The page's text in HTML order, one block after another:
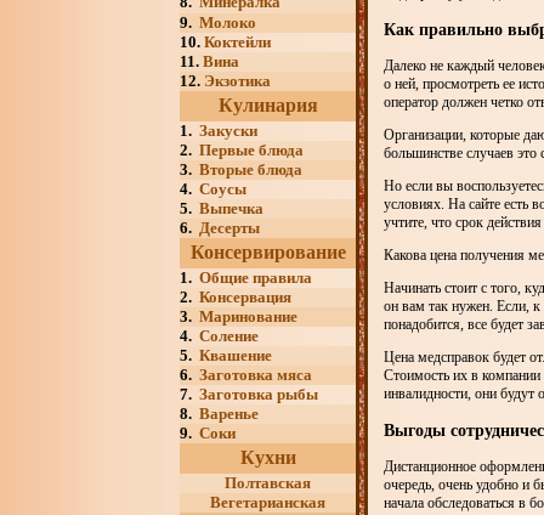
9. Молоко
10. Коктейли
11. Вина
12. Экзотика
Кулинария
1. Закуски
2. Первые блюда
3. Вторые блюда
4. Соусы
5. Выпечка
6. Десерты
Консервирование
1. Общие правила
2. Консервация
3. Маринование
4. Соление
5. Квашение
6. Заготовка мяса
7. Заготовка рыбы
8. Варенье
9. Соки
Кухни
Полтавская
Вегетарианская
Как правильно
Далеко не каждый
о ней, просмотреть ее
оператор должен четко
Организации, которые
большинстве случаев это
Но если вы
условиях. На сайте есть
учтите, что срок
Какова цена получения
Начинать стоит с того,
он вам так нужен. Если, к
понадобится, все будет
Цена медсправок будет
Стоимость их в
инвалидности, они будут
Выгоды
Дистанционное
очередь, очень удобно и
начала обследоваться в